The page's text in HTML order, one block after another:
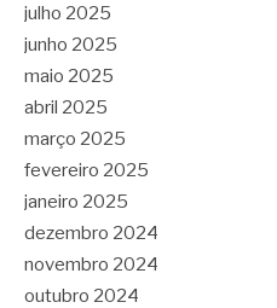
julho 2025
junho 2025
maio 2025
abril 2025
março 2025
fevereiro 2025
janeiro 2025
dezembro 2024
novembro 2024
outubro 2024